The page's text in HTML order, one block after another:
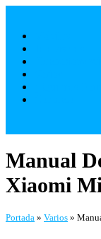
contenido
Manual
Xiaomi
Portada » Varios »